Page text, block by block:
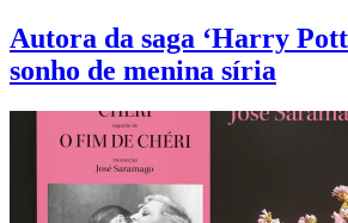
Autora da saga ‘Harry
sonho de menina síria